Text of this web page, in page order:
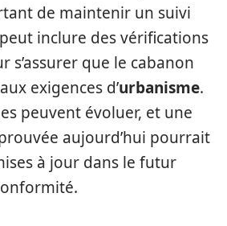
de maintenir un suivi
inclure des vérifications
s’assurer que le cabanon
exigences d’urbanisme.
peuvent évoluer, et une
aujourd’hui pourrait
à jour dans le futur